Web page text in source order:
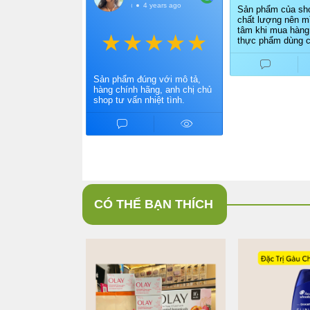
@LinhDang4 years ago
Sản phẩm đúng với mô tả,
hàng chính hãng, anh chị chủ
shop tư vấn nhiệt tình.
Sản phẩm của
chất lượng nên
tâm khi mua hàng
thực phẩm dùng
Điểm cộng cho
vấn nhiệt tình,
nhanh.
CÓ THỂ BẠN THÍCH